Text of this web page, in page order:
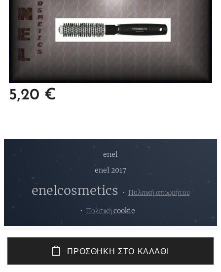
5,20 €
ΠΡΟΣΘΉΚΗ ΣΤΟ ΚΑΛΆΘΙ
enel
enel 2017
enelcosmetics Πολιτική απορρήτου
Πολιτική cookie